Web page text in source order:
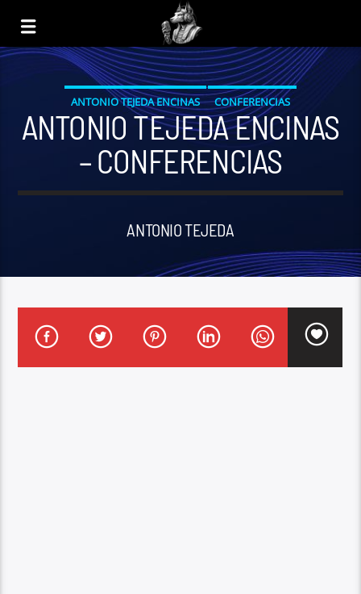
ANTONIO TEJEDA ENCINAS
CONFERENCIAS
RADIO HEMISFÉRICA GLOBAL
RADIO HEMISFÉRICA TENERIFE
ANTONIO TEJEDA ENCINAS
– CONFERENCIAS
ANTONIO TEJEDA